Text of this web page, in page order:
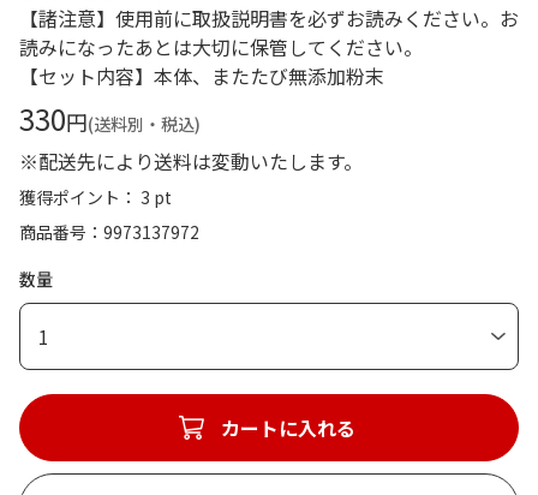
【諸注意】使用前に取扱説明書を必ずお読みください。お
読みになったあとは大切に保管してください。
【セット内容】本体、またたび無添加粉末
330円(送料別・税込)
※配送先により送料は変動いたします。
獲得ポイント： 3 pt
商品番号
9973137972
数量
1
カートに入れる